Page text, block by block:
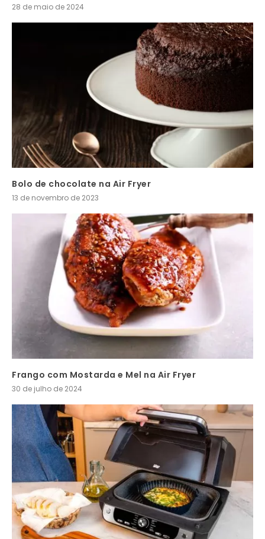
28 de maio de 2024
Bolo de chocolate na Air Fryer
13 de novembro de 2023
Frango com Mostarda e Mel na Air Fryer
30 de julho de 2024